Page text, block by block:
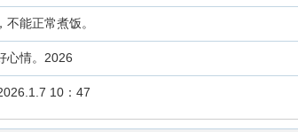
能正常煮饭。
心情。2026
10：47